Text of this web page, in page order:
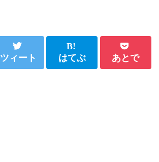
ツィート はてぶ あとで